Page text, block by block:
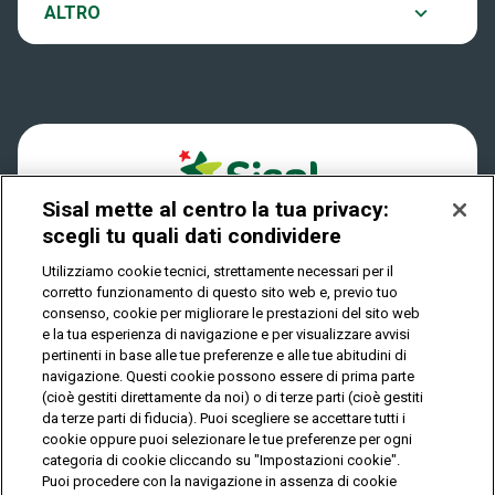
Play Your Date
Dove si gioca
Quanto si vince
Come riscuotere
ALTRO
Notifiche
Privacy
IL GIOCO È VIETATO AI MINORI E PUÒ CAUSARE
DIPENDENZA PATOLOGICA
© Copyright Sisal Italia S.p.A. - P.I. 02433760135
Privacy Cookies
Mappa
del
sito
Sisal mette al centro la tua privacy:
scegli tu quali dati condividere
Utilizziamo cookie tecnici, strettamente necessari per il
corretto funzionamento di questo sito web e, previo tuo
consenso, cookie per migliorare le prestazioni del sito web
e la tua esperienza di navigazione e per visualizzare avvisi
pertinenti in base alle tue preferenze e alle tue abitudini di
navigazione. Questi cookie possono essere di prima parte
(cioè gestiti direttamente da noi) o di terze parti (cioè gestiti
da terze parti di fiducia). Puoi scegliere se accettare tutti i
cookie oppure puoi selezionare le tue preferenze per ogni
categoria di cookie cliccando su "Impostazioni cookie".
Puoi procedere con la navigazione in assenza di cookie